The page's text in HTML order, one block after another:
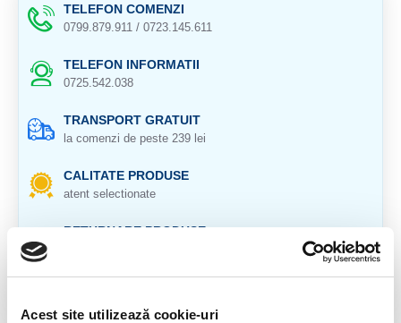
Acest site utilizează cookie-uri
TELEFON COMENZI
0799.879.911 / 0723.145.611
TELEFON INFORMATII
0725.542.038
TRANSPORT GRATUIT
la comenzi de peste 239 lei
CALITATE PRODUSE
atent selectionate
RETURNARE PRODUSE